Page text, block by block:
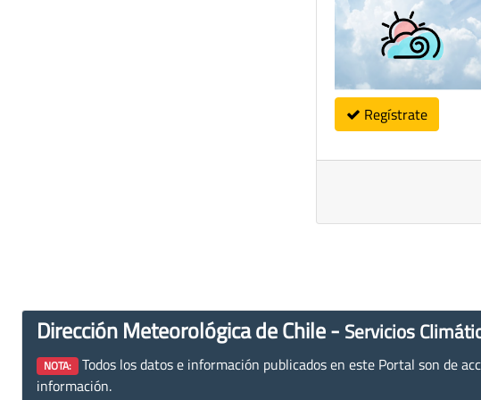
Regístrate
Dirección Meteorológica de Chile - Servicios
NOTA: Todos los datos e información publicados en este Portal son de
información.